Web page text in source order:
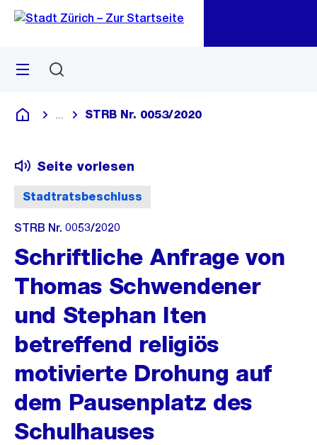
Navigation
Sprunglink
Menü
Deutsch
Blende alle Breadcrumbs ein
STRB Nr. 0053/2020
Stadtratsbeschluss
Seite vorlesen
STRB Nr. 0053/2020
Schriftliche Anfrage von
Thomas Schwendener
und Stephan Iten
betreffend religiös
motivierte Drohung auf
dem Pausenplatz des
Schulhauses